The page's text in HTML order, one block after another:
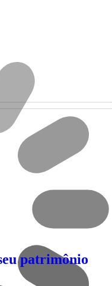
patrimônio